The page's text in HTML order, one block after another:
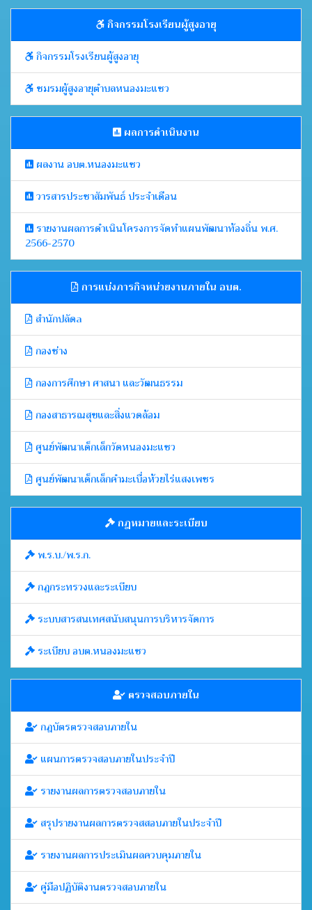
กิจกรรมโรงเรียนผู้สูงอายุ
กิจกรรมโรงเรียนผู้สูงอายุ
ชมรมผู้สูงอายุตำบลหนองมะแซว
ผลการดำเนินงาน
ผลงาน อบต.หนองมะแซว
วารสารประชาสัมพันธ์ ประจำเดือน
รายงานผลการดำเนินโครงการจัดทำแผนพัฒนาท้องถิ่น พ.ศ.
2566-2570
การแบ่งภารกิจหน่วยงานภายใน อบต.
สำนักปลัดa
กองช่าง
กองการศึกษา ศาสนา และวัฒนธรรม
กองสาธารณสุขและสิ่งแวดล้อม
ศูนย์พัฒนาเด็กเล็กวัดหนองมะแซว
ศูนย์พัฒนาเด็กเล็กคำมะเบื่อห้วยไร่แสงเพชร
กฎหมายและระเบียบ
พ.ร.บ./พ.ร.ก.
กฎกระทรวงและระเบียบ
ระบบสารสนเทศสนับสนุนการบริหารจัดการ
ระเบียบ อบต.หนองมะแซว
ตรวจสอบภายใน
กฎบัตรตรวจสอบภายใน
แผนการตรวจสอบภายในประจำปี
รายงานผลการตรวจสอบภายใน
สรุปรายงานผลการตรวจสสอบภายในประจำปี
รายงานผลการประเมินผลควบคุมภายใน
คู่มือปฏิบัติงานตรวจสอบภายใน